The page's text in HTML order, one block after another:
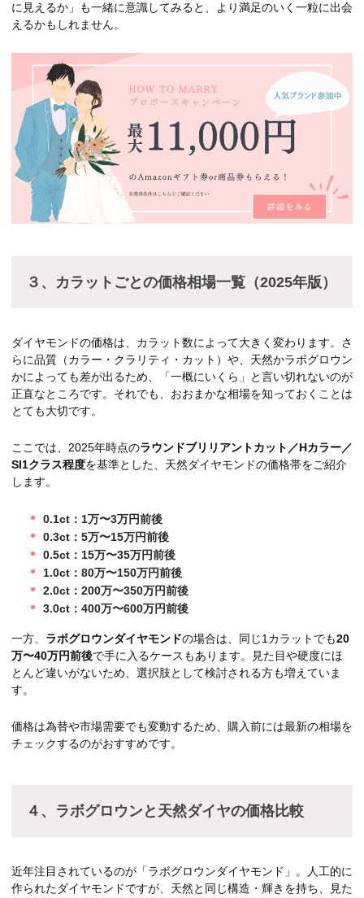
に見えるか」も一緒に意識してみると、より満足のいく一粒に出会
えるかもしれません。
３、カラットごとの価格相場一覧（2025年版）
ダイヤモンドの価格は、カラット数によって大きく変わります。さ
らに品質（カラー・クラリティ・カット）や、天然かラボグロウン
かによっても差が出るため、「一概にいくら」と言い切れないのが
正直なところです。それでも、おおまかな相場を知っておくことは
とても大切です。
ここでは、2025年時点のラウンドブリリアントカット／Hカラー／
SI1クラス程度を基準とした、天然ダイヤモンドの価格帯をご紹介
します。
0.1ct：1万〜3万円前後
0.3ct：5万〜15万円前後
0.5ct：15万〜35万円前後
1.0ct：80万〜150万円前後
2.0ct：200万〜350万円前後
3.0ct：400万〜600万円前後
一方、 ラボグロウンダイヤモンドの場合は、同じ1カラットでも20
万〜40万円前後で手に入るケースもあります。見た目や硬度にほ
とんど違いがないため、選択肢として検討される方も増えていま
す。
価格は為替や市場需要でも変動するため、購入前には最新の相場を
チェックするのがおすすめです。
４、ラボグロウンと天然ダイヤの価格比較
近年注目されているのが「ラボグロウンダイヤモンド」。人工的に
作られたダイヤモンドですが、天然と同じ構造・輝きを持ち、見た